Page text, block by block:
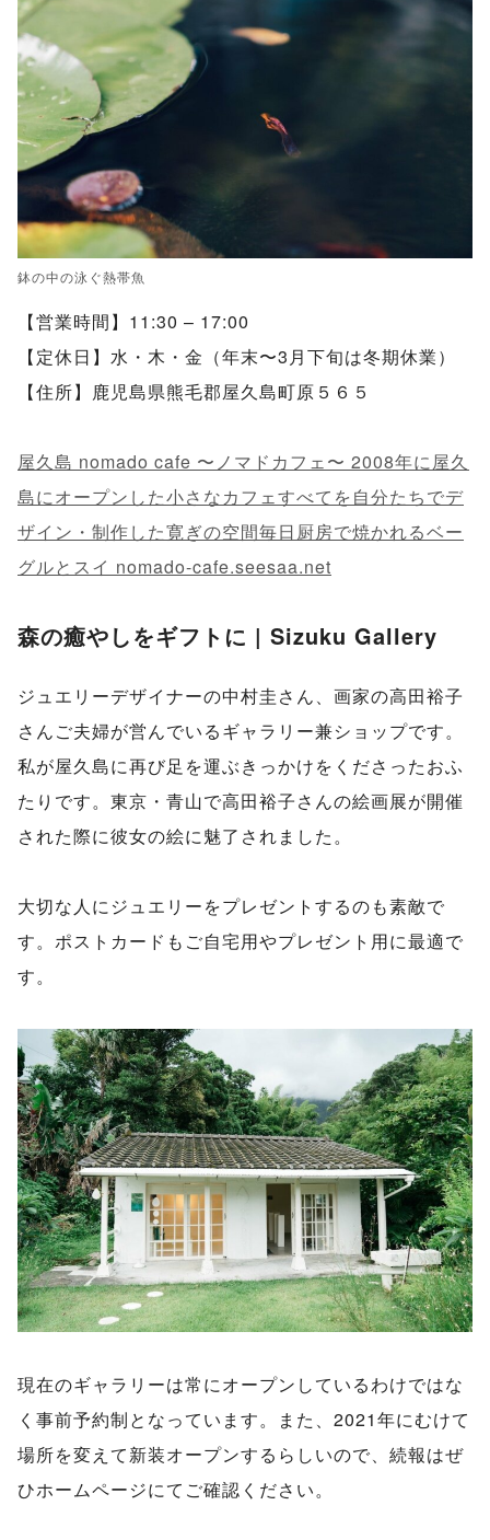
鉢の中の泳ぐ熱帯魚
【営業時間】11:30 – 17:00
【定休日】水・木・金（年末〜3月下旬は冬期休業）
【住所】鹿児島県熊毛郡屋久島町原５６５
屋久島 nomado cafe 〜ノマドカフェ〜 2008年に屋久
島にオープンした小さなカフェすべてを自分たちでデ
ザイン・制作した寛ぎの空間毎日厨房で焼かれるベー
グルとスイ nomado-cafe.seesaa.net
森の癒やしをギフトに | Sizuku Gallery
ジュエリーデザイナーの中村圭さん、画家の高田裕子
さんご夫婦が営んでいるギャラリー兼ショップです。
私が屋久島に再び足を運ぶきっかけをくださったおふ
たりです。東京・青山で高田裕子さんの絵画展が開催
された際に彼女の絵に魅了されました。
大切な人にジュエリーをプレゼントするのも素敵で
す。ポストカードもご自宅用やプレゼント用に最適で
す。
現在のギャラリーは常にオープンしているわけではな
く事前予約制となっています。また、2021年にむけて
場所を変えて新装オープンするらしいので、続報はぜ
ひホームページにてご確認ください。